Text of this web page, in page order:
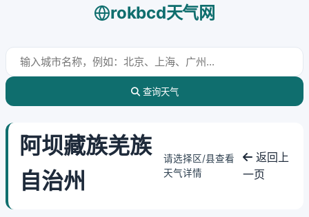
rokbcd天气网
查询天气
阿坝藏族羌族
自治州
请选择区/县查看
天气详情
返回上
一页